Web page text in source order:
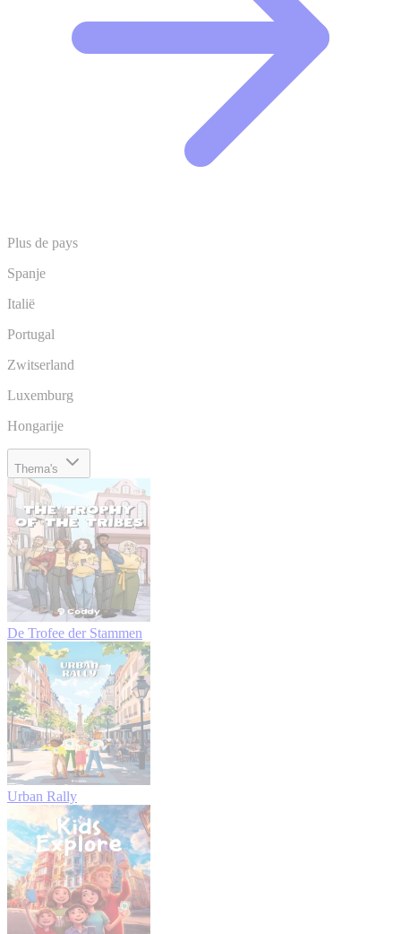
Plus de pays
Spanje
Italië
Portugal
Zwitserland
Luxemburg
Hongarije
Thema's
De Trofee der Stammen
Urban Rally